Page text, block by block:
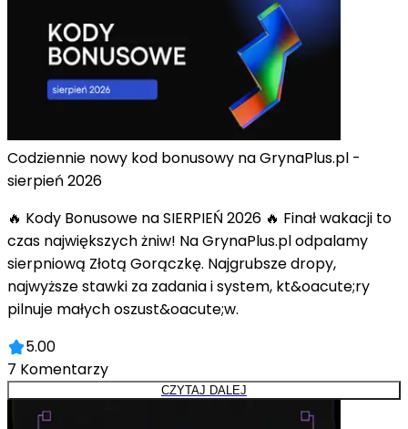
Codziennie nowy kod bonusowy na GrynaPlus.pl -
sierpień 2026
🔥 Kody Bonusowe na SIERPIEŃ 2026 🔥 Finał wakacji to
czas największych żniw! Na GrynaPlus.pl odpalamy
sierpniową Złotą Gorączkę. Najgrubsze dropy,
najwyższe stawki za zadania i system, kt&oacute;ry
pilnuje małych oszust&oacute;w.
5.00
7 Komentarzy
CZYTAJ DALEJ